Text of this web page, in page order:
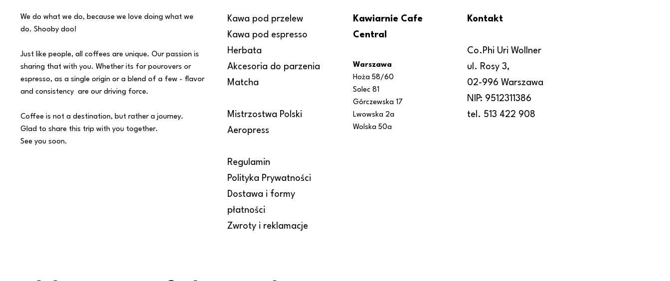
We do what we do, because we love doing what we
do. Shooby doo!
Just like people, all coffees are unique. Our passion is
sharing that with you. Whether its for pourovers or
espresso, as a single origin or a blend of a few - flavor
and consistency are our driving force.
Coffee is not a destination, but rather a journey.
Glad to share this trip with you together.
See you soon.
Kawa pod przelew
Kawa pod espresso
Herbata
Akcesoria do parzenia
Matcha
Mistrzostwa Polski
Aeropress
Regulamin
Polityka Prywatności
Dostawa i formy
płatności
Zwroty i reklamacje
Kawiarnie Cafe
Central
Warszawa
Hoża 58/60
Solec 81
Górczewska 17
Lwowska 2a
Wolska 50a
Kontakt
Co.Phi Uri Wollner
ul. Rosy 3,
02-996 Warszawa
NIP: 9512311386
tel. 513 422 908